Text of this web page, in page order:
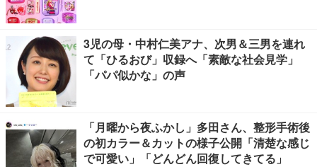
3児の母・中村仁美アナ、次男＆三男を連れ
て「ひるおび」収録へ「素敵な社会見学」
「パパ似かな」の声
「月曜から夜ふかし」多田さん、整形手術後
の初カラー＆カットの様子公開「清楚な感じ
で可愛い」「どんどん回復してきてる」